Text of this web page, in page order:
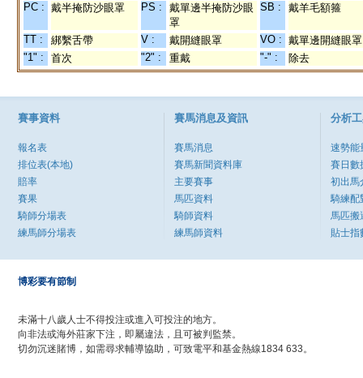
PC : 戴半掩防沙眼罩 PS :
戴單邊半掩防沙眼
罩
SB : 戴羊毛額箍
TT : 綁繫舌帶 V : 戴開縫眼罩 VO : 戴單邊開縫眼罩
"1" :
首次 "2" : 重戴 "-" : 除去
賽事資料
報名表
排位表(本地)
賠率
賽果
騎師分場表
練馬師分場表
賽馬消息及資訊
賽馬消息
賽馬新聞資料庫
主要賽事
馬匹資料
騎師資料
練馬師資料
分析
速勢能
賽日數
初出馬
騎練配
馬匹搬
貼士指
博彩要有節制
未滿十八歲人士不得投注或進入可投注的地方。
向非法或海外莊家下注，即屬違法，且可被判監禁。
切勿沉迷賭博，如需尋求輔導協助，可致電平和基金熱線1834 633。